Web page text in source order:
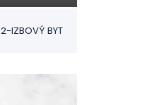
2-IZBOVÝ BYT